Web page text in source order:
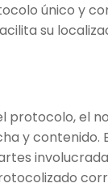
único y
su
protocolo, el
y